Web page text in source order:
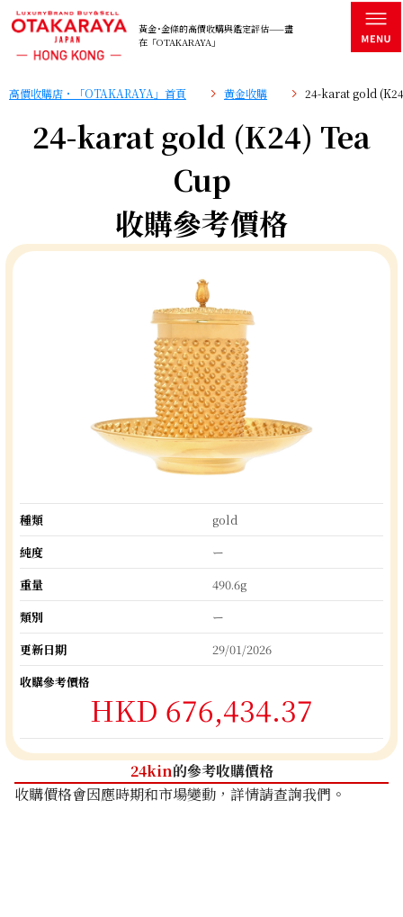
黃金･金條的高價收購與鑑定評估——盡
在「OTAKARAYA」
高價收購店・「OTAKARAYA」首頁 黄金收購 24-karat gold
24-karat gold (K24) Tea
Cup
收購參考價格
種類
gold
純度
ー
重量
490.6g
類別
ー
更新日期
29/01/2026
收購參考價格
HKD 676,434.37
24kin的參考收購價格
收購價格會因應時期和市場變動，詳情請查詢我們。